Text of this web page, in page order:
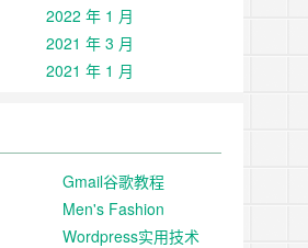
2022 年 1 月
2021 年 3 月
2021 年 1 月
Gmail谷歌教程
Men's Fashion
Wordpress实用技术